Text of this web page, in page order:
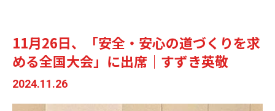
11月26日、「安全・安心の道づくりを求
める全国大会」に出席｜すずき英敬
2024.11.26